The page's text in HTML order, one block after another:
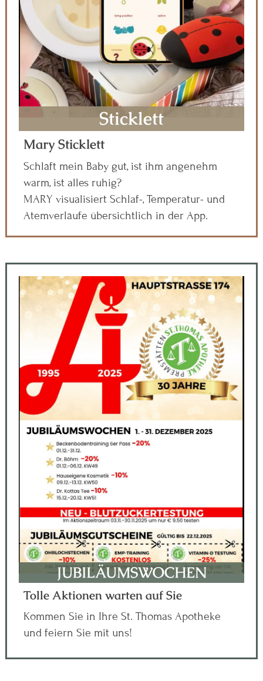
Sticklett
Mary Sticklett
Schläft mein Baby gut, ist ihm angenehm
warm, ist alles ruhig?
MARY visualisiert Schlaf-, Temperatur- und
Atemverläufe übersichtlich in der App.
JUBILÄUMSWOCHEN
Tolle Aktionen warten auf Sie
Kommen Sie in Ihre St. Thomas Apotheke
und feiern Sie mit uns!